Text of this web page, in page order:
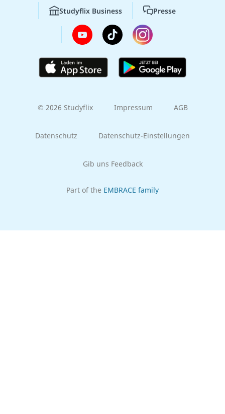
Studyflix Business Presse
© 2026 Studyflix Impressum AGB
Datenschutz Datenschutz-Einstellungen
Gib uns Feedback
Part of the EMBRACE family